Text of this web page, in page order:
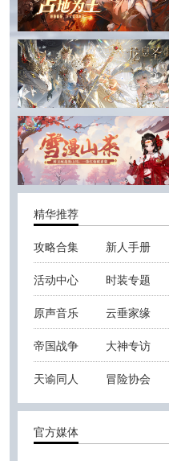
精华推荐
攻略合集 新人手册
活动中心 时装专题
原声音乐 云垂家缘
帝国战争 大神专访
天谕同人 冒险协会
云垂战报
官方媒体